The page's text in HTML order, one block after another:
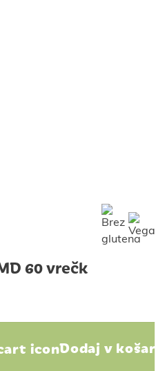
60 vrečk
Dodaj v